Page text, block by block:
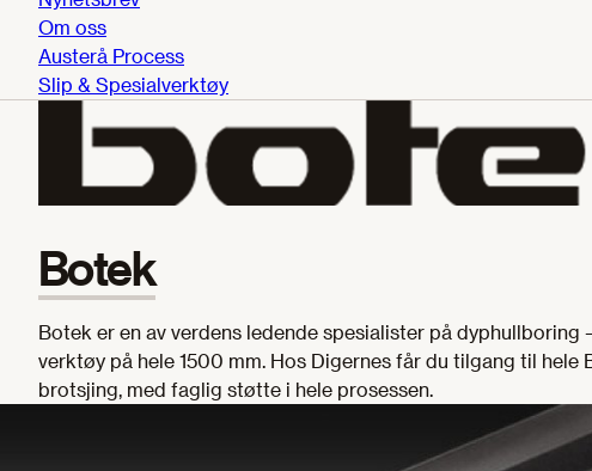
Om oss
Austerå Process
Slip & Spesialverktøy
Botek
Botek er en av verdens ledende spesialister på
verktøy på hele 1500 mm. Hos Digernes får du tilgang til
brotsjing, med faglig støtte i hele prosessen.